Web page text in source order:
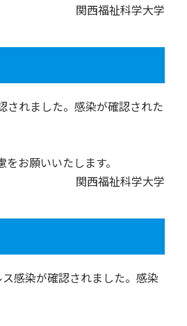
関西福祉科学大学
されました。感染が確認された
お願いいたします。
関西福祉科学大学
感染が確認されました。感染